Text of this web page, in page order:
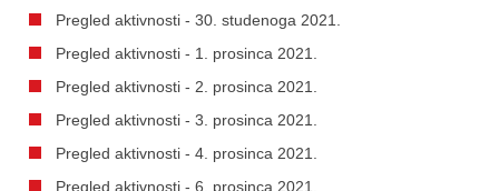
Pregled aktivnosti - 30. studenoga 2021.
Pregled aktivnosti - 1. prosinca 2021.
Pregled aktivnosti - 2. prosinca 2021.
Pregled aktivnosti - 3. prosinca 2021.
Pregled aktivnosti - 4. prosinca 2021.
Pregled aktivnosti - 6. prosinca 2021.